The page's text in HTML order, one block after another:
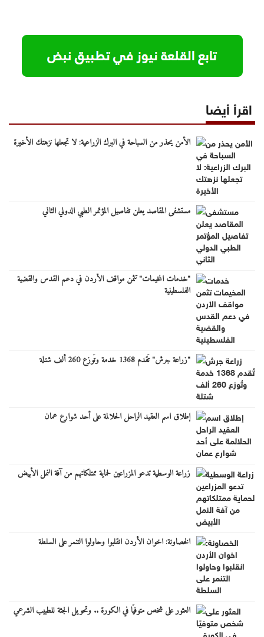
اقرأ أيضا
الأمن يحذر من السباحة في البرك الزراعية: لا تجعلها نزهتك الأخيرة
مستشفى المقاصد يعلن تفاصيل المؤتمر الطبي الدولي الثاني
"خدمات المخيمات" تثمن مواقف الأردن في دعم القدس والقضية
الفلسطينية
"زراعة جرش" تُقدم 1368 خدمة وتُوزع 260 ألف شتلة
إطلاق اسم العقيد الراحل الحلالمة على أحد شوارع عمان
زراعة الوسطية تدعو المزراعين لحماية ممتلكاتهم من آفة النمل الأبيض
الخصاونة: اخوان الأردن انقلبوا وحاولوا التنمر على السلطة
العثور على شخص متوفيًا في الكورة .. وتحويل الجثة للطبيب الشرعي